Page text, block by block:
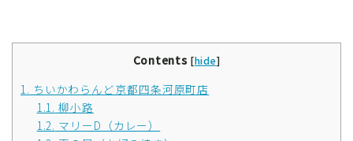
Contents [hide]
1. ちいかわらんど京都四条河原町店
1.1. 柳小路
1.2. マリーD（カレー）